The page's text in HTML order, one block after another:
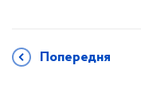
Попередня